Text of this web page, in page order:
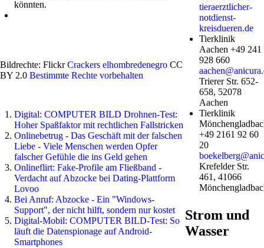
könnten.
Bildrechte: FlickrCrackers elhombredenegro CC
BY 2.0 Bestimmte Rechte vorbehalten
Digital: COMPUTER BILD Drohnen-Test:
Hoher Spaßfaktor mit rechtlichen Fallstricken
Onlinebetrug - Das Geschäft mit der falschen
Liebe - Viele Menschen werden Opfer
falscher Gefühle die ins Geld gehen
Onlineflirt: Fake-Profile am Fließband -
Verdacht auf Abzocke bei Dating-Plattform
Lovoo
Bei Anruf: Abzocke - Ein "Windows-
Support", der nicht hilft, sondern nur kostet
Digital-Mobil: COMPUTER BILD-Test: So
läuft die Datenspionage auf Android-
Smartphones
tieraerztlicher-
notdienst-
kreisdueren.de
Tierklinik
Aachen +49 241
928 660
Trierer Str. 652-
658, 52078
Aachen
Tierklinik
+49 2161 92 60
20
Krefelder Str.
461, 41066
Strom und
Wasser